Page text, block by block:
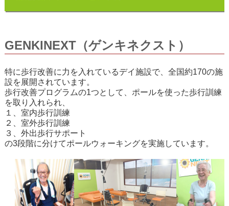
GENKINEXT（ゲンキネクスト）
特に歩行改善に力を入れているデイ施設で、全国約170の施
設を展開されています。
歩行改善プログラムの1つとして、ポールを使った歩行訓練
を取り入れられ、
１、室内歩行訓練
２、室外歩行訓練
３、外出歩行サポート
の3段階に分けてポールウォーキングを実施しています。